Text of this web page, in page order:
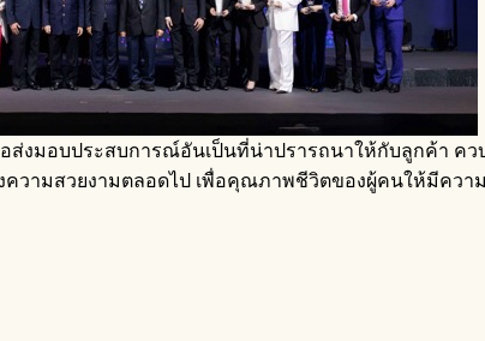
งมอบประสบการณ์อันเป็นที่น่าปรารถนาให้กับลูกค้า คว
คงความสวยงามตลอดไป เพื่อคุณภาพชีวิตของผู้คนให้มีค